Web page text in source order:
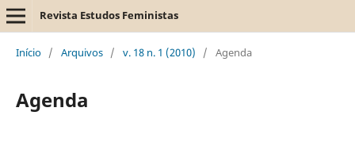
Revista Estudos Feministas
Início / Arquivos / v. 18 n. 1 (2010) / Agenda
Agenda